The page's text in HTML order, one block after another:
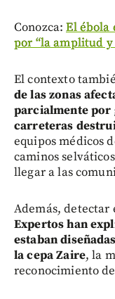
Conozca:El ébola
por “la amplitud
El contexto
de las zonas
parcialmente por
carreteras
equipos médicos
caminos
llegar a las
Además, detectar
Expertos han
estaban
la cepa Zaire, la
reconocimiento